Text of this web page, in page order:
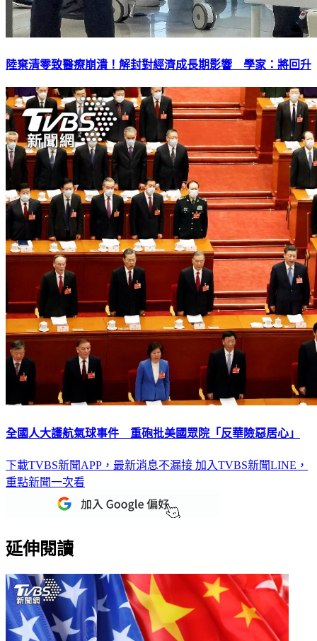
陸棄清零致醫療崩潰！解封對經濟成長期影響 學家：將回升
全國人大護航氣球事件 重砲批美國眾院「反華險惡居心」
下載TVBS新聞APP，最新消息不漏接 加入TVBS新聞LINE，
重點新聞一次看
延伸閱讀